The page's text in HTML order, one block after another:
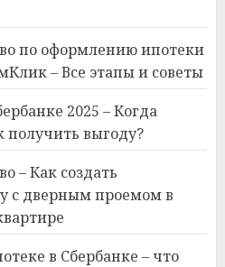
по оформлению ипотеки
– Все этапы и советы
2025 – Когда
получить выгоду?
– Как создать
с дверным проемом в
в Сбербанке – что